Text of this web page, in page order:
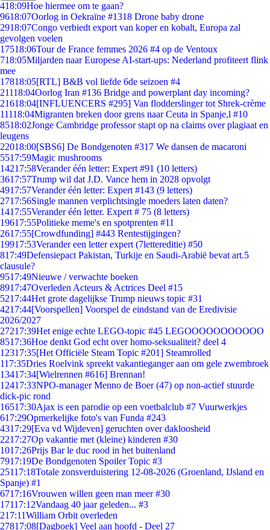
418:09Hoe hiermee om te gaan?
9618:07Oorlog in Oekraïne #1318 Drone baby drone
2918:07Congo verbiedt export van koper en kobalt, Europa zal
gevolgen voelen
17518:06Tour de France femmes 2026 #4 op de Ventoux
718:05Miljarden naar Europese AI-start-ups: Nederland profiteert flink
mee
17818:05[RTL] B&B vol liefde 6de seizoen #4
21118:04Oorlog Iran #136 Bridge and powerplant day incoming?
21618:04[INFLUENCERS #295] Van flodderslinger tot Shrek-crème
11118:04Migranten breken door grens naar Ceuta in Spanje,l #10
8518:02Jonge Cambridge professor stapt op na claims over plagiaat en
leugens
22018:00[SBS6] De Bondgenoten #317 We dansen de macaroni
5517:59Magic mushrooms
14217:58Verander één letter: Expert #91 (10 letters)
3617:57Trump wil dat J.D. Vance hem in 2028 opvolgt
4917:57Verander één letter: Expert #143 (9 letters)
2717:56Single mannen verplichtsingle moeders laten daten?
1417:55Verander één letter. Expert # 75 (8 letters)
19617:55Politieke meme's en spotprenten #11
2617:55[Crowdfunding] #443 Rentestijgingen?
19917:53Verander een letter expert (7lettereditie) #50
817:49Defensiepact Pakistan, Turkije en Saudi-Arabië bevat art.5
clausule?
9517:49Nieuwe / verwachte boeken
8917:47Overleden Acteurs & Actrices Deel #15
5217:44Het grote dagelijkse Trump nieuws topic #31
4217:44[Voorspellen] Voorspel de eindstand van de Eredivisie
2026/2027
27217:39Het enige echte LEGO-topic #45 LEGOOOOOOOOOOO
8517:36Hoe denkt God echt over homo-seksualiteit? deel 4
12317:35[Het Officiële Steam Topic #201] Steamrolled
117:35Dries Roelvink spreekt vakantieganger aan om gele zwembroek
13417:34[Wielrennen #616] Brennan!
12417:33NPO-manager Menno de Boer (47) op non-actief stuurde
dick-pic rond
16517:30Ajax is een parodie op een voetbalclub #7 Vuurwerkjes
617:29Opmerkelijke foto's van Funda #243
4317:29[Eva vd Wijdeven] geruchten over dakloosheid
2217:27Op vakantie met (kleine) kinderen #30
1017:26Prijs Bar le duc rood in het buitenland
7917:19De Bondgenoten Spoiler Topic #3
25117:18Totale zonsverduistering 12-08-2026 (Groenland, IJsland en
Spanje) #1
6717:16Vrouwen willen geen man meer #30
17117:12Vandaag 40 jaar geleden... #3
217:11William Orbit overleden
27817:08[Dagboek] Veel aan hoofd - Deel 27